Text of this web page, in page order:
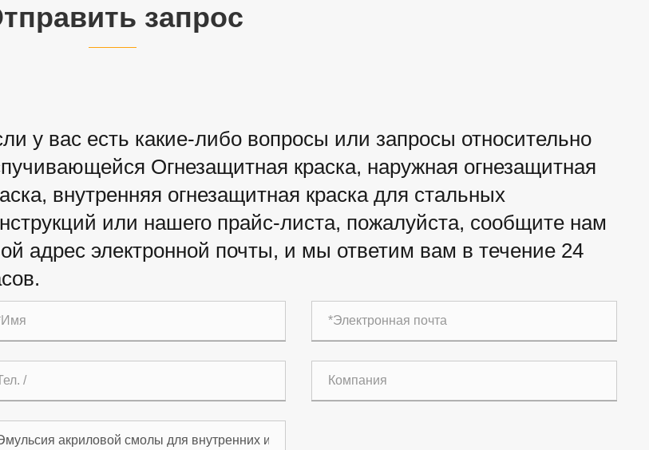
запрос
у вас есть какие-либо вопросы или запросы относительно
Огнезащитная краска, наружная огнезащитная
внутренняя огнезащитная краска для стальных
или нашего прайс-листа, пожалуйста, сообщите нам
адрес электронной почты, и мы ответим вам в течение 24